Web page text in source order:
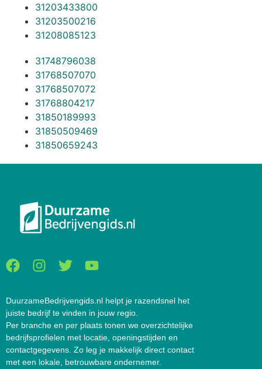
31203433800
31203500216
31208085123
31748796038
31768507070
31768507072
31768804217
31850189993
31850509469
31850659243
DuurzameBedrijvengids.nl helpt je razendsnel het
juiste bedrijf te vinden in jouw regio.
Per branche en per plaats tonen we overzichtelijke
bedrijfsprofielen met locatie, openingstijden en
contactgegevens. Zo leg je makkelijk direct contact
met een lokale, betrouwbare ondernemer.